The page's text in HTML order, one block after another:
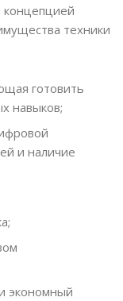
концепцией
техники
готовить
навыков;
и наличие
экономный